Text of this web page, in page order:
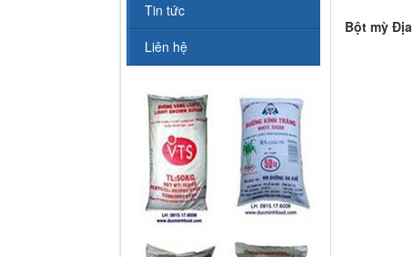
Bột mỳ
Tin tức
Liên hệ